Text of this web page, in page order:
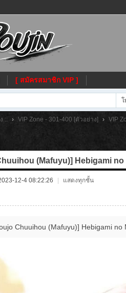
[ สมัครสมาชิก VIP ]
:: › VIP Zone - 301-400 [ตัวอย่าง] › VIP
(Mafuyu)] Hebigami no
12-4 08:22:26 แสดงทุกชั้น
Chuuihou (Mafuyu)] Hebigami